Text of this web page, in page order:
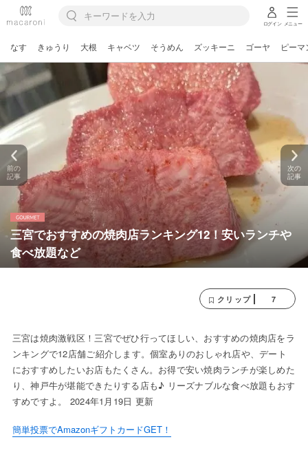
ログイン メニュー
なす きゅうり 大根 キャベツ そうめん ズッキーニ ゴーヤ ピーマ
三宮でおすすめの焼肉店ランキング12！安いランチや
食べ放題など
前の
記事
次の
記事
クリップ 7
三宮は焼肉激戦区！三宮でぜひ行ってほしい、おすすめの焼肉店をラ
ンキングで12店舗ご紹介します。個室ありのおしゃれ店や、デート
におすすめしたいお店もたくさん。お得で安い焼肉ランチが楽しめた
り、神戸牛が堪能できたりする店も♪ リーズナブルな食べ放題もおす
すめですよ。 2024年1月19日 更新
簡単投票でAmazonギフトカードGET！